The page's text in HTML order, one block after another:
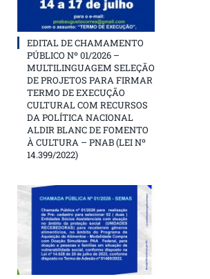
EDITAL DE CHAMAMENTO
PÚBLICO Nº 01/2026 –
MULTILINGUAGEM SELEÇÃO
DE PROJETOS PARA FIRMAR
TERMO DE EXECUÇÃO
CULTURAL COM RECURSOS
DA POLÍTICA NACIONAL
ALDIR BLANC DE FOMENTO
À CULTURA – PNAB (LEI Nº
14.399/2022)